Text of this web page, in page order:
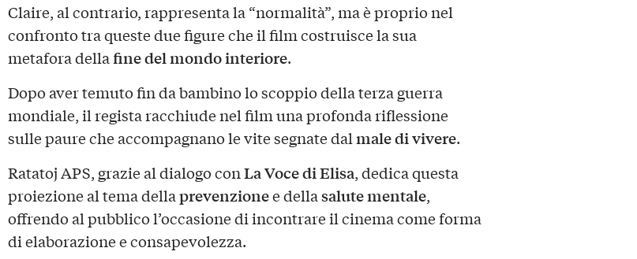
Claire, al contrario, rappresenta la “normalità”, ma è proprio nel
confronto tra queste due figure che il film costruisce la sua
metafora dellafine del mondo interiore.
Dopo aver temuto fin da bambino lo scoppio della terza guerra
mondiale, il regista racchiude nel film una profonda riflessione
sulle paure che accompagnano le vite segnate dalmale di vivere.
Ratatoj APS, grazie al dialogo conLa Voce di Elisa, dedica questa
proiezione al tema dellaprevenzionee dellasalute mentale,
offrendo al pubblico l’occasione di incontrare il cinema come forma
di elaborazione e consapevolezza.